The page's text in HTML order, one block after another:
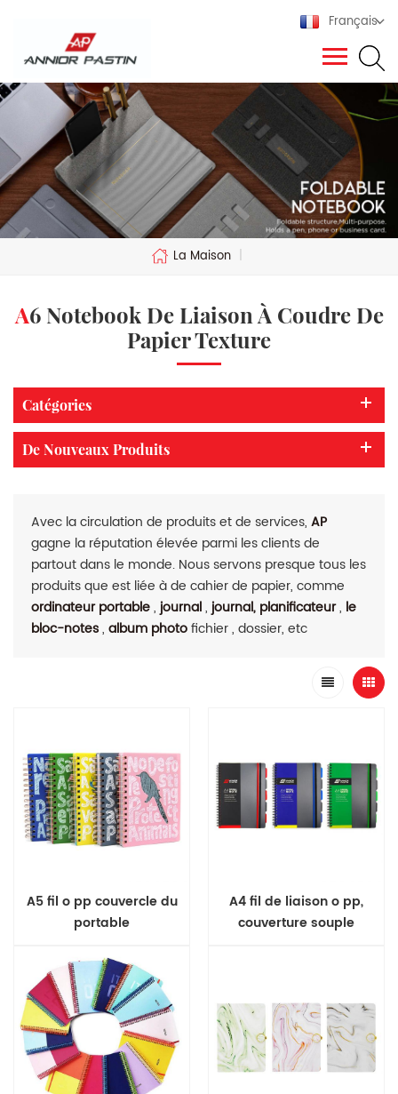
Français
La Maison |
A6 Notebook De Liaison À Coudre De
Papier Texture
Catégories
De Nouveaux Produits
Avec la circulation de produits et de services, AP
gagne la réputation élevée parmi les clients de
partout dans le monde. Nous servons presque tous les
produits que est liée à de cahier de papier, comme
ordinateur portable, journal, journal, planificateur, le
bloc-notes, album photofichier , dossier, etc
A5 fil o pp couvercle du
portable
A4 fil de liaison o pp,
couverture souple